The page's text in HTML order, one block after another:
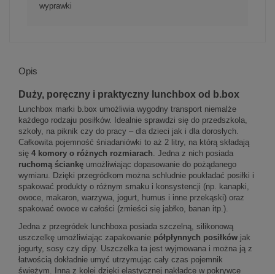
wyprawki
Opis
Duży, poręczny i praktyczny lunchbox od b.box
Lunchbox marki b.box umożliwia wygodny transport niemalże
każdego rodzaju posiłków. Idealnie sprawdzi się do przedszkola,
szkoły, na piknik czy do pracy – dla dzieci jak i dla dorosłych.
Całkowita pojemność śniadaniówki to aż 2 litry, na którą składają
się 4 komory o różnych rozmiarach. Jedna z nich posiada
ruchomą ściankę umożliwiając dopasowanie do pożądanego
wymiaru. Dzięki przegródkom można schludnie poukładać posiłki i
spakować produkty o różnym smaku i konsystencji (np. kanapki,
owoce, makaron, warzywa, jogurt, humus i inne przekąski) oraz
spakować owoce w całości (zmieści się jabłko, banan itp.).
Jedna z przegródek lunchboxa posiada szczelną, silikonową
uszczelkę umożliwiając zapakowanie półpłynnych posiłków jak
jogurty, sosy czy dipy. Uszczelka ta jest wyjmowana i można ją z
łatwością dokładnie umyć utrzymując cały czas pojemnik
świeżym. Inna z kolei dzięki elastycznej nakładce w pokrywce